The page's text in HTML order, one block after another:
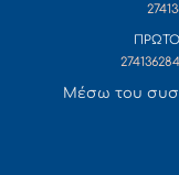
Mέσω του